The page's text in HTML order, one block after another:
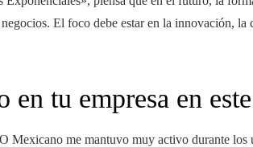
El foco debe estar en la innovación,
en tu empresa en
Mexicano me mantuvo muy activo durante